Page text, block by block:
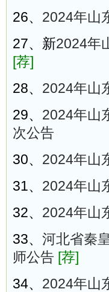
26、 2024年山
27、新2024年
[荐]
28、 2024年山
29、 2024年山
次公告
30、 2024年山
31、 2024年山
32、 2024年山
33、 河北省秦
师公告 [荐]
34、 2024年山